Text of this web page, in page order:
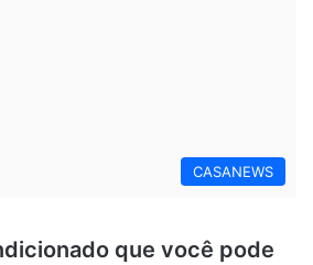
CASANEWS
que você pode